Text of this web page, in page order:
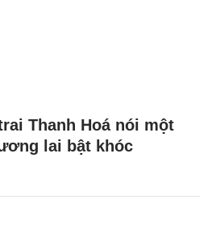
Thanh Hoá nói một
lai bật khóc